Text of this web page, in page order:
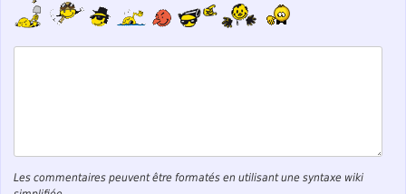
Les commentaires peuvent être formatés en utilisant une syntaxe wiki